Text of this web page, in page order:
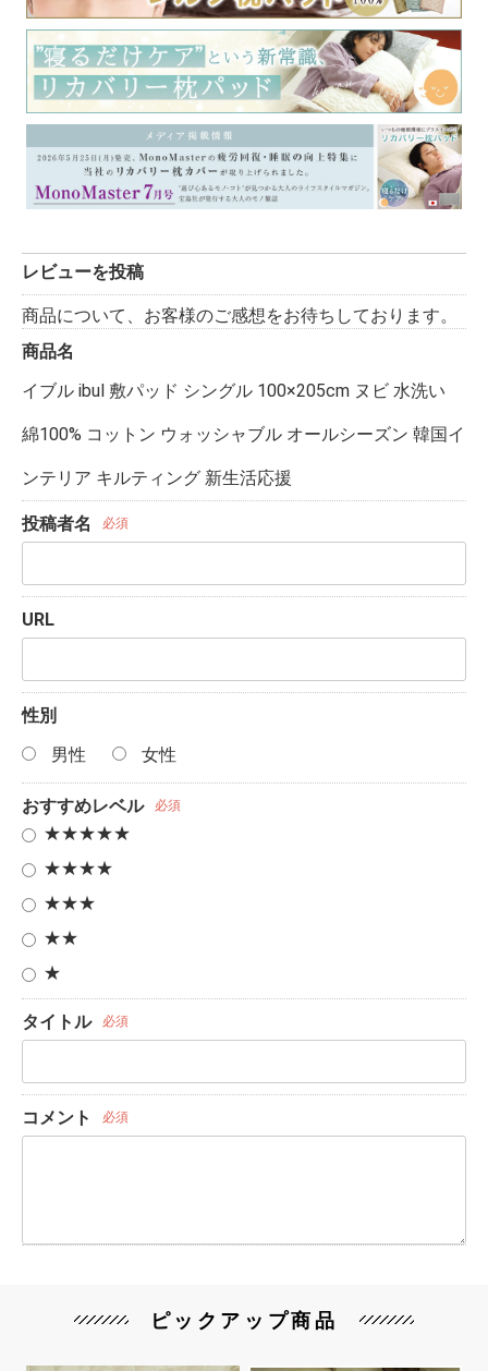
レビューを投稿
商品について、お客様のご感想をお待ちしております。
商品名
イブル ibul 敷パッド シングル 100×205cm ヌビ 水洗い
綿100% コットン ウォッシャブル オールシーズン 韓国イ
ンテリア キルティング 新生活応援
投稿者名 必須
URL
性別
男性
女性
おすすめレベル 必須
★★★★★
★★★★
★★★
★★
★
タイトル 必須
コメント 必須
ピックアップ商品